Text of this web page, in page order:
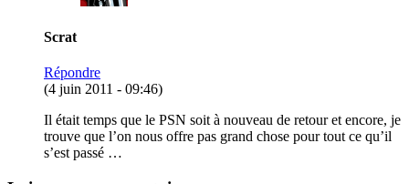
Scrat
Répondre
(4 juin 2011 - 09:46)
Il était temps que le PSN soit à nouveau de retour et encore, je
trouve que l’on nous offre pas grand chose pour tout ce qu’il
s’est passé …